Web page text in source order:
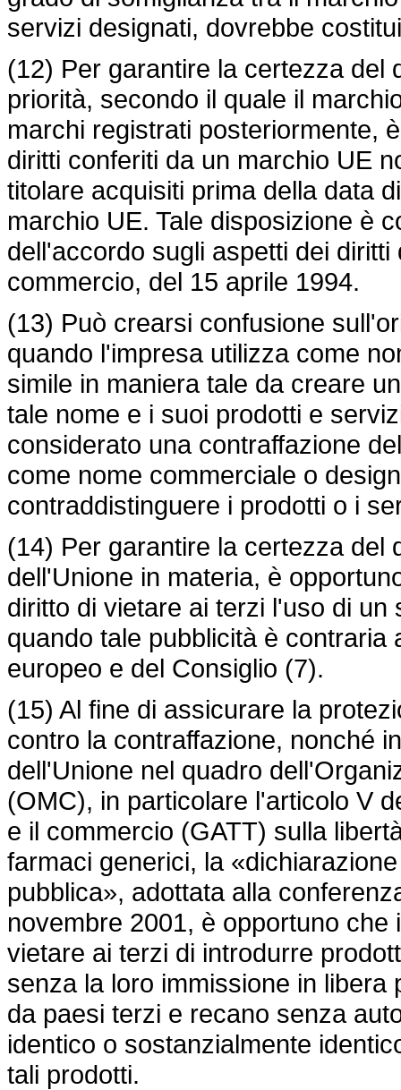
servizi designati, dovrebbe
(12) Per garantire la certezza del
priorità, secondo il quale il
marchi registrati posteriormente,
diritti conferiti da un marchio UE
titolare acquisiti prima della data
marchio UE. Tale disposizione è
dell'accordo sugli aspetti dei
commercio, del 15 aprile 1994.
(13) Può crearsi confusione
quando l'impresa utilizza come
simile in maniera tale da creare
tale nome e i suoi prodotti e
considerato una contraffazione
come nome commerciale o
contraddistinguere i prodotti o i
(14) Per garantire la certezza del
dell'Unione in materia, è
diritto di vietare ai terzi l'uso di
quando tale pubblicità è contraria
europeo e del Consiglio (7).
(15) Al fine di assicurare la
contro la contraffazione, nonché
dell'Unione nel quadro
(OMC), in particolare l'articolo V
e il commercio (GATT) sulla
farmaci generici, la
pubblica», adottata alla
novembre 2001, è opportuno
vietare ai terzi di introdurre
senza la loro immissione in
da paesi terzi e recano senza
identico o sostanzialmente
tali prodotti.